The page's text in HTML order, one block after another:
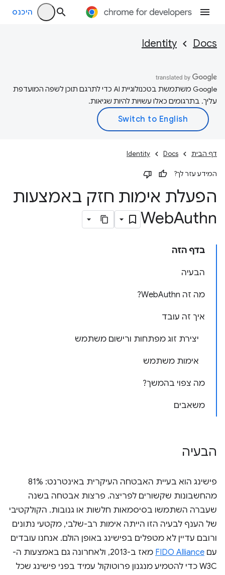
היכנס
Docs
Identity
‫Google משתמשת בטכנולוגיית AI כדי לתרגם תוכן לשפה המועדפת
עליך. בתרגומים כאלו עשויות להיות שגיאות.
דף הבית Docs
Identity
המידע עזר לך?
הפעלת אימות חזק באמצעות
WebAuthn
בדף הזה
הבעיה
מה זה WebAuthn?
איך זה עובד
יצירת זוג מפתחות ורישום משתמש
אימות משתמש
מה צפוי בהמשך?
משאבים
הבעיה
פישינג הוא בעיית האבטחה העיקרית באינטרנט: 81%
מהחשבונות שקשורים לפריצה. פרצות אבטחה בשנה
שעברה השתמשו בסיסמאות חלשות או גנובות. הקולקטיבי
של הענף לבעיה הזו הייתה אימות רב-שלבי, מקטעי נתונים
ורובם עדיין לא מטפלים בפישינג באופן הולם. אנחנו עובדים
עם FIDO Alliance
מאז ב-2013, ולאחרונה גם באמצעות ה-
W3C כדי להטמיע מנגנון פרוטוקול עמיד בפני פישינג שכל